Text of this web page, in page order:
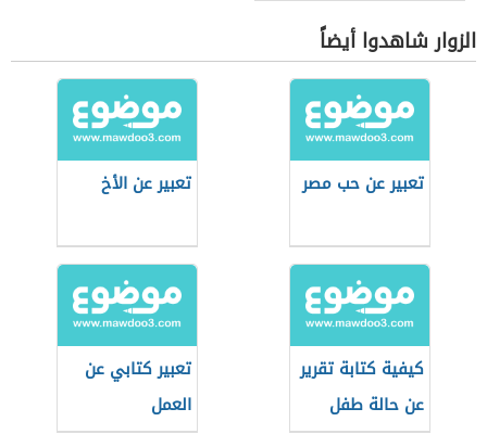
الزوار شاهدوا أيضاً
تعبير عن حب مصر تعبير عن الأخ
كيفية كتابة تقرير
عن حالة طفل
تعبير كتابي عن
العمل